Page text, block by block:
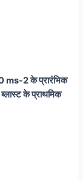
ms-2 के प्रारंभिक
के प्राथमिक